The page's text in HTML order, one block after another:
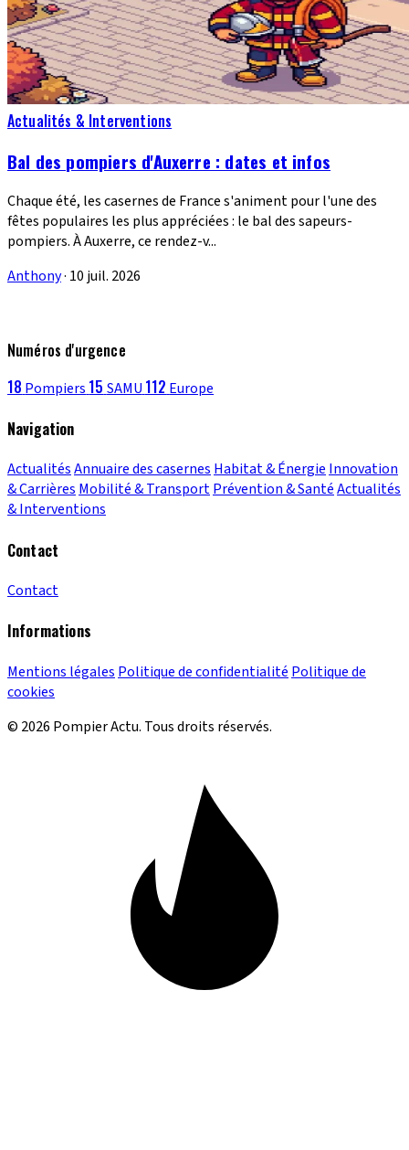
Actualités & Interventions
Bal des pompiers d'Auxerre : dates et infos
Chaque été, les casernes de France s'animent pour l'une des
fêtes populaires les plus appréciées : le bal des sapeurs-
pompiers. À Auxerre, ce rendez-v...
Anthony· 10 juil. 2026
Numéros d'urgence
18 Pompiers 15 SAMU 112 Europe
Navigation
ActualitésAnnuaire des casernesHabitat & ÉnergieInnovation
& CarrièresMobilité & TransportPrévention & SantéActualités
& Interventions
Contact
Contact
Informations
Mentions légales Politique de confidentialité Politique de
cookies
© 2026 Pompier Actu. Tous droits réservés.